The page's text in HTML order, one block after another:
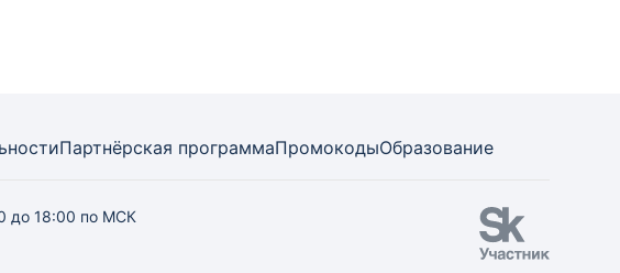
Партнёрская программаПромокодыОбразование
до 18:00 по МСК